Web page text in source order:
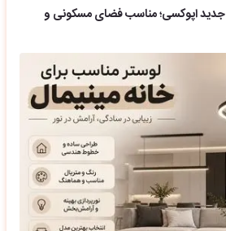
اپوکسی؛ مناسب فضای مسکونی و